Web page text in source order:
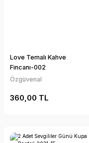
Love Temalı Kahve
Fincanı-002
Özgüvenal
360,00 TL